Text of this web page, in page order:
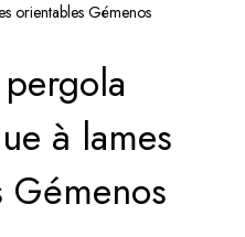
orientables Gémenos
à lames